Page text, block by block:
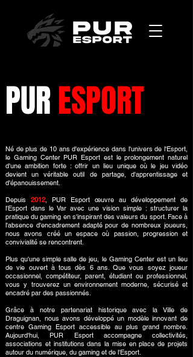
PURESPORT
Né de plus de 10 ans d'expérience dans l'univers de l'Esport,
le Gaming Center PUR Esport est le prolongement naturel
d'une ambition forte : offrir un lieu unique où le jeu vidéo
devient un véritable outil de partage, d'apprentissage et
d'épanouissement.
Depuis 2012, PUR Esport œuvre au développement de
l'Esport dans le Var avec une vision simple : structurer la
pratique du gaming en s'inspirant des valeurs du sport. Face à
l'absence d'encadrement adapté pour de nombreux joueurs,
nous avons créé un espace où passion, progression et
convivialité se rencontrent.
Plus qu'une simple salle de jeu, le Gaming Center est un lieu
de vie ouvert à tous dès 6 ans. Que vous soyez joueur
occasionnel, compétiteur, parent, étudiant ou professionnel,
vous y trouverez un environnement moderne, sécurisé et
encadré par des passionnés.
Grâce à notre partenariat historique avec la Ville de
Draguignan, nous avons développé un modèle innovant de
centre Gaming Esport accessible au plus grand nombre.
Aujourd'hui, PUR Esport accompagne collectivités,
associations et institutions dans la mise en place de projets
autour du numérique, du gaming et de l'Esport.